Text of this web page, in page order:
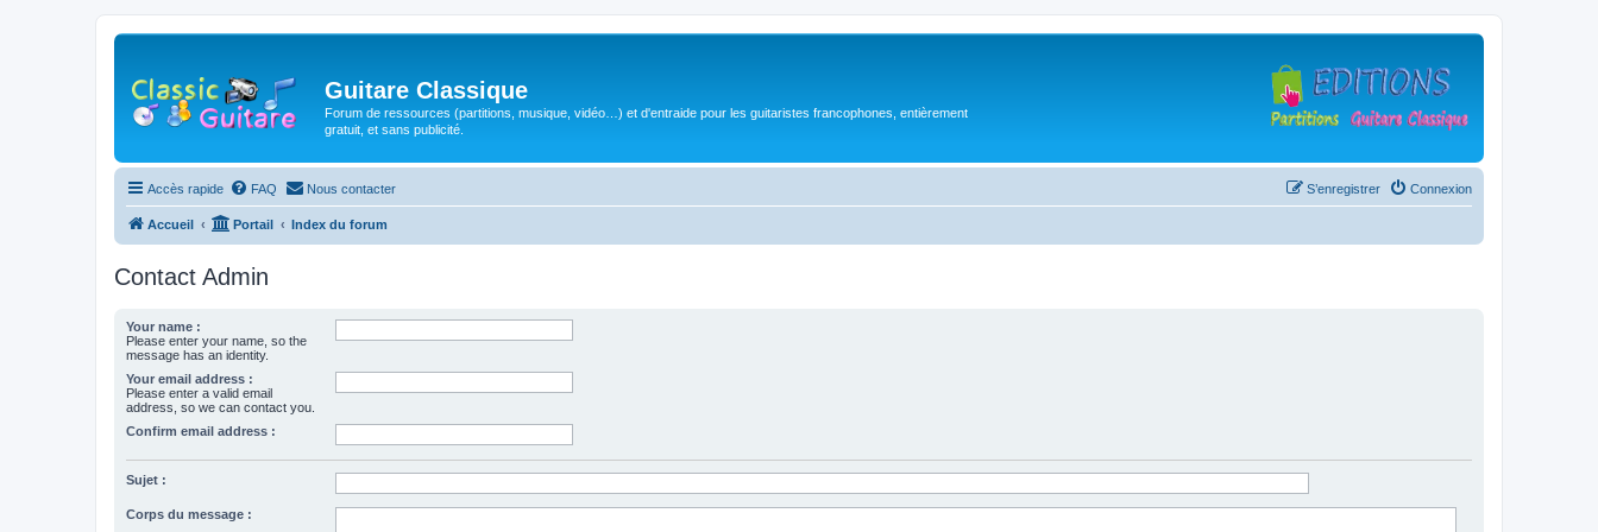
Guitare Classique
Forum de ressources (partitions, musique, vidéo…) et d'entraide pour les guitaristes francophones, entièrement
gratuit, et sans publicité.
Accès rapide FAQ Nous contacter Connexion
S’enregistrer
Accueil Portail Index du forum
Contact Admin
Your name :
Please enter your name, so the
message has an identity.
Your email address :
Please enter a valid email
address, so we can contact you.
Confirm email address :
Sujet :
Corps du message :